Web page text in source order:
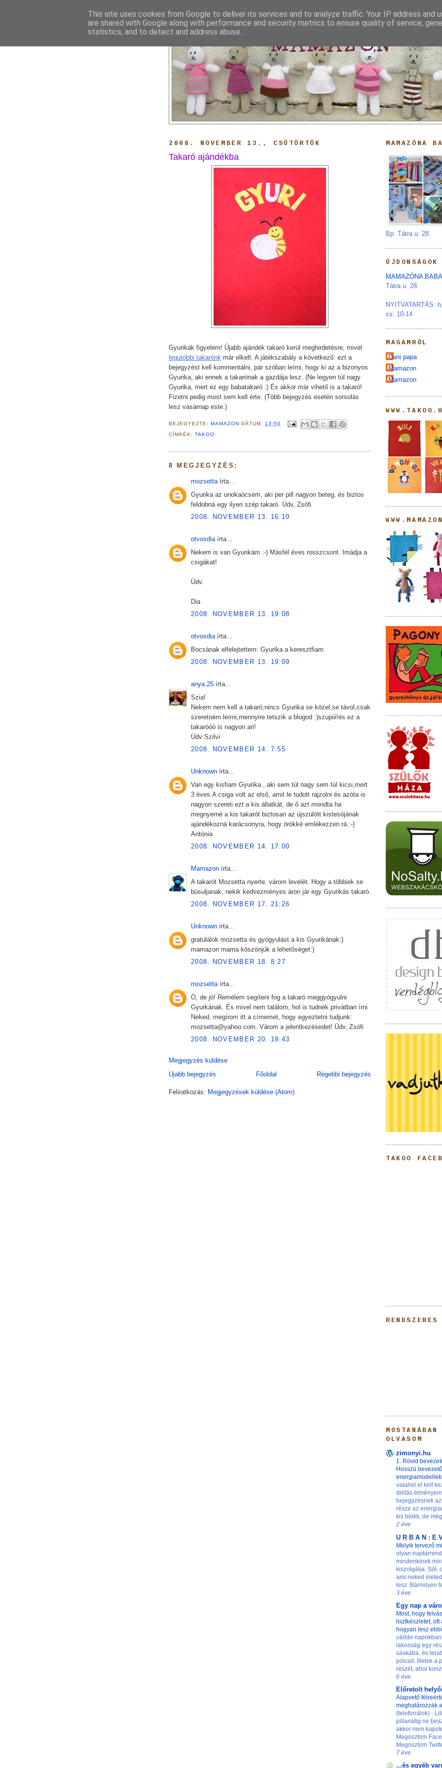
MAMAZON
2008. NOVEMBER 13., CSÜTÖRTÖK
Takaró ajándékba
Gyurikák figyelem! Újabb ajándék takaró kerül meghirdetésre, mivel
legutóbbi takarónk már elkelt. A játékszabály a következő: ezt a
bejegyzést kell kommentálni, pár szóban leírni, hogy ki az a bizonyos
Gyurika, aki ennek a takarónak a gazdája lesz. (Ne legyen túl nagy
Gyurika, mert ez egy babatakaró :) És akkor már vihető is a takaró!
Fizetni pedig most sem kell érte. (Több bejegyzés esetén sorsolás
lesz vasárnap este.)
BEJEGYEZTE:MAMAZON DÁTUM: 13:50
CÍMKÉK:TAKOO
8 MEGJEGYZÉS:
mozsettaírta...
Gyurika az unokaöcsém, aki per pill nagyon beteg, és biztos
feldobná egy ilyen szép takaró. Üdv, Zsófi
2008. NOVEMBER 13. 16:10
otvosdiaírta...
Nekem is van Gyurikám :-) Másfél éves rosszcsont. Imádja a
csigákat!
Üdv.
Dia
2008. NOVEMBER 13. 19:08
otvosdiaírta...
Bocsának elfelejtettem: Gyurika a keresztfiam.
2008. NOVEMBER 13. 19:09
anya.25 írta...
Szia!
Nekem nem kell a takaró,nincs Gyurika se közel,se távol,csak
szeretném leírni,mennyire tetszik a blogod :)szupiii!és ez a
takaróóó is nagyon ari!
Üdv:Szilvi
2008. NOVEMBER 14. 7:55
Unknown írta...
Van egy kisfiam Gyurika , aki sem túl nagy sem túl kicsi,mert
3 éves.A csiga volt az első, amit le tudott rajzolni és azóta is
nagyon szereti ezt a kis állatkát, de ő azt mondta ha
megnyerné a kis takarót biztosan az újszülött kistesójának
ajándékozná karácsonyra, hogy örökké emlékezzen rá.:-)
Antónia
2008. NOVEMBER 14. 17:00
Mamazon írta...
A takarót Mozsetta nyerte, várom levelét. Hogy a többiek se
búsuljanak, nekik kedvezményes áron jár egy Gyurikás takaró.
2008. NOVEMBER 17. 21:26
Unknown írta...
gratulálok mozsetta és gyógyulást a kis Gyurikának:)
mamazon mama köszönjük a lehetőséget:)
2008. NOVEMBER 18. 8:27
mozsettaírta...
Ó, de jó! Remélem segíteni fog a takaró meggyógyulni
Gyurkának. És mivel nem találom, hol is tudnék privátban írni
Neked, megírom itt a címemet, hogy egyeztetni tudjunk:
mozsetta@yahoo.com. Várom a jelentkezésedet! Üdv, Zsófi
2008. NOVEMBER 20. 19:43
Megjegyzés küldése
Újabb bejegyzés
Régebbi bejegyzés
Főoldal
Feliratkozás: Megjegyzések küldése (Atom)
MAMAZÓNA
Bp. Tátra u. 28.
ÚJDONSÁGOK
MAMAZÓNA
Tátra u. 28.
NYITVATARTÁS:
cs: 10-14
MAGAMRÓL
Dani papa
Mamazon
Mamazon
TAKOO
OLVASOM
zimonyi.hu
1. Rövid
Hosszú bevezető
valahol el kell
diétás
bejegyzésnek
része az
kis blokk, de
2 éve
U R B A N : E
Melyik tervező
olyan
mindenkinek
kiszolgálja. Sőt,
ami neked
lesz. Bármilyen
3 éve
Egy nap a
Most, hogy
lisztkészletet, ott
hogyan lesz
utóbbi
lakosság egy
sáskába, és
polcait. Illetve a
részét, ahol
6 éve
Előretolt
Alapvető
meghatározzák
(telefonálok) -
pillanatig ne
akkor nem
Megosztom
Megosztom
7 éve
...és egyéb
This site uses cookies from Google to deliver its services and to analyze traffic. Your IP address and
are shared with Google along with performance and security metrics to ensure quality of service,
statistics, and to detect and address abuse.